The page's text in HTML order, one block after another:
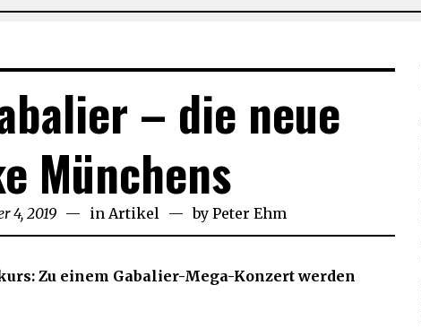
– die neue
Münchens
4, 2019 November
4,
in Artikel by Peter Ehm
Zu einem Gabalier-Mega-Konzert werden